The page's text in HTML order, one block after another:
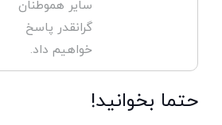
سایر هموطنان
گرانقدر پاسخ
خواهیم داد.
حتما بخوانید!